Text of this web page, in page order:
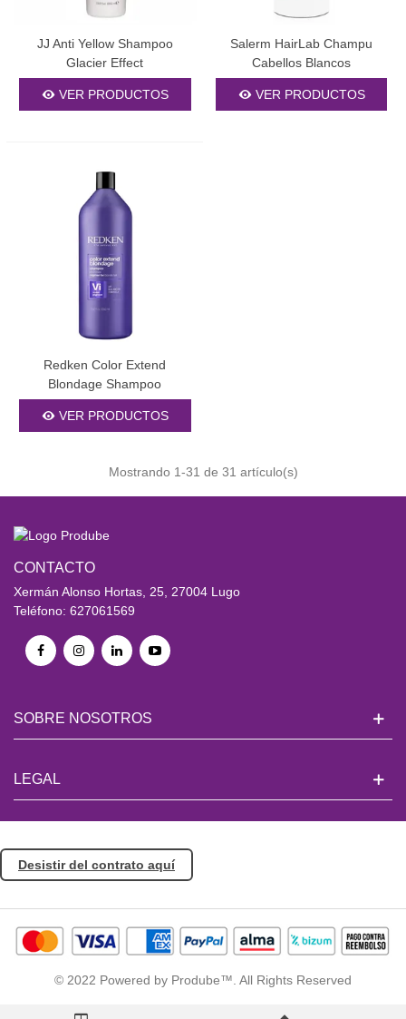
JJ Anti Yellow Shampoo
Glacier Effect
VER PRODUCTOS
Salerm HairLab Champu
Cabellos Blancos
VER PRODUCTOS
Redken Color Extend
Blondage Shampoo
VER PRODUCTOS
Mostrando 1-31 de 31 artículo(s)
CONTACTO
Xermán Alonso Hortas, 25, 27004 Lugo
Teléfono: 627061569
SOBRE NOSOTROS
LEGAL
Desistir del contrato aquí
© 2022 Powered by Prodube™. All Rights Reserved